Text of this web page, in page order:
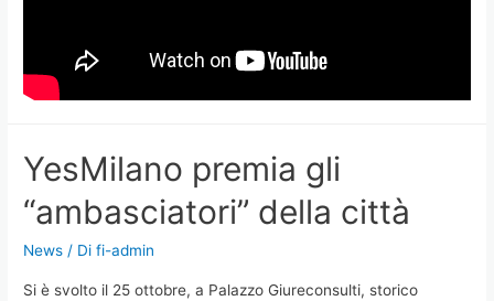
YesMilano premia gli
“ambasciatori” della città
News / Difi-admin
Si è svolto il 25 ottobre, a Palazzo Giureconsulti, storico